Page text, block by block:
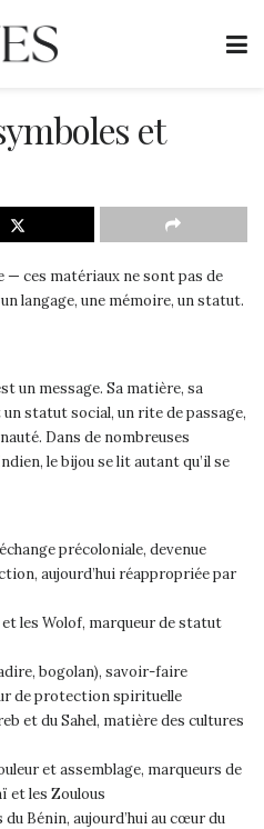
et
— ces matériaux ne sont pas de
langage, une mémoire, un statut.
un message. Sa matière, sa
statut social, un rite de passage,
Dans de nombreuses
le bijou se lit autant qu’il se
précoloniale, devenue
aujourd’hui réappropriée par
et les Wolof, marqueur de statut
bogolan), savoir-faire
de protection spirituelle
et du Sahel, matière des cultures
et assemblage, marqueurs de
et les Zoulous
Bénin, aujourd’hui au cœur du